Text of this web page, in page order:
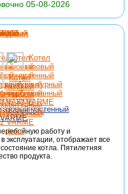
05-08-2026
настенный
работу и
эксплуатации, отображает все
котла. Пятилетняя
продукта.